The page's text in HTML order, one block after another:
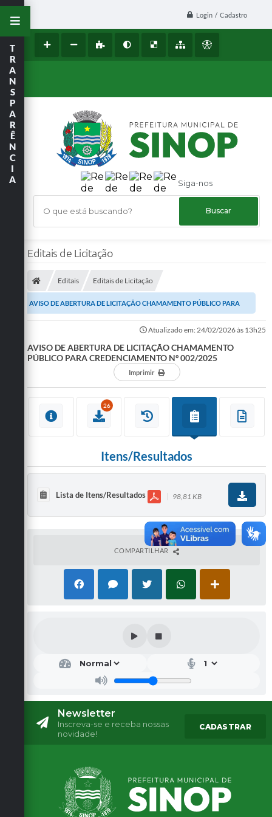
Login / Cadastro
Siga-nos
O que está buscando?
T
R
A
N
S
P
A
R
Ê
N
C
I
A
Editais de Licitação
Editais Editais de Licitação
AVISO DE ABERTURA DE LICITAÇÃO CHAMAMENTO PÚBLICO PARA
Atualizado em: 24/02/2026 às 13h25
AVISO DE ABERTURA DE LICITAÇÃO CHAMAMENTO
PÚBLICO PARA CREDENCIAMENTO Nº 002/2025
Imprimir
26
Itens/Resultados
Lista de Itens/Resultados 98,81 KB
COMPARTILHAR
Newsletter
Inscreva-se e receba nossas
novidade!
CADASTRAR